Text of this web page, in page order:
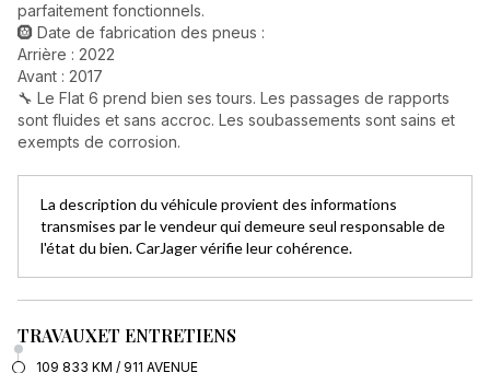
parfaitement fonctionnels.
🛞 Date de fabrication des pneus :
Arrière : 2022
Avant : 2017
🔧 Le Flat 6 prend bien ses tours. Les passages de rapports
sont fluides et sans accroc. Les soubassements sont sains et
exempts de corrosion.
La description du véhicule provient des informations
transmises par le vendeur qui demeure seul responsable de
l'état du bien. CarJager vérifie leur cohérence.
TRAVAUXET ENTRETIENS
109 833 KM / 911 AVENUE